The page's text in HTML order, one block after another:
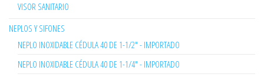
VISOR SANITARIO
NEPLOS Y SIFONES
NEPLO INOXIDABLE CÉDULA 40 DE 1-1/2" - IMPORTADO
NEPLO INOXIDABLE CÉDULA 40 DE 1-1/4" - IMPORTADO